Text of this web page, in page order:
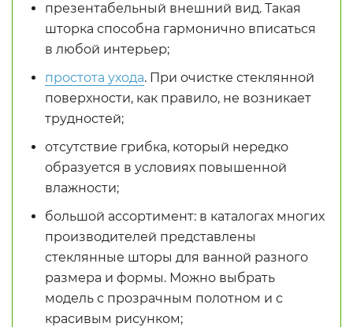
презентабельный внешний вид. Такая
шторка способна гармонично вписаться
в любой интерьер;
простота ухода. При очистке стеклянной
поверхности, как правило, не возникает
трудностей;
отсутствие грибка, который нередко
образуется в условиях повышенной
влажности;
большой ассортимент: в каталогах многих
производителей представлены
стеклянные шторы для ванной разного
размера и формы. Можно выбрать
модель с прозрачным полотном и с
красивым рисунком;